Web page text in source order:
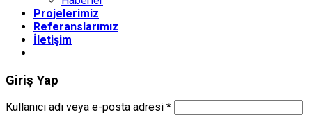
Projelerimiz
Referanslarımız
İletişim
Giriş Yap
Kullanıcı adı veya e-posta adresi *Gerekli